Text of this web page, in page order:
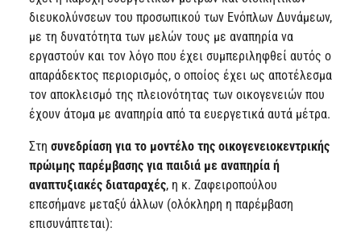
διευκολύνσεων του προσωπικού των Ενόπλων Δυνάμεων,
με τη δυνατότητα των μελών τους με αναπηρία να
εργαστούν και τον λόγο που έχει συμπεριληφθεί αυτός ο
απαράδεκτος περιορισμός, ο οποίος έχει ως αποτέλεσμα
τον αποκλεισμό της πλειονότητας των οικογενειών που
έχουν άτομα με αναπηρία από τα ευεργετικά αυτά μέτρα.
Στη συνεδρίαση για το μοντέλο της οικογενειοκεντρικής
πρώιμης παρέμβασης για παιδιά με αναπηρία ή
αναπτυξιακές διαταραχές, η κ. Ζαφειροπούλου
επεσήμανε μεταξύ άλλων (ολόκληρη η παρέμβαση
επισυνάπτεται):